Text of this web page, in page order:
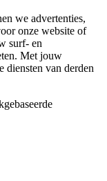
we advertenties,
onze website of
surf- en
Met jouw
diensten van derden